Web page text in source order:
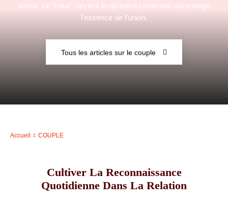
–
avenir. Le “nous” devient le récipient contenant qui protège
l’essence de l’union.
Tous les articles sur le couple
Accueil COUPLE
Cultiver La Reconnaissance
Quotidienne Dans La Relation